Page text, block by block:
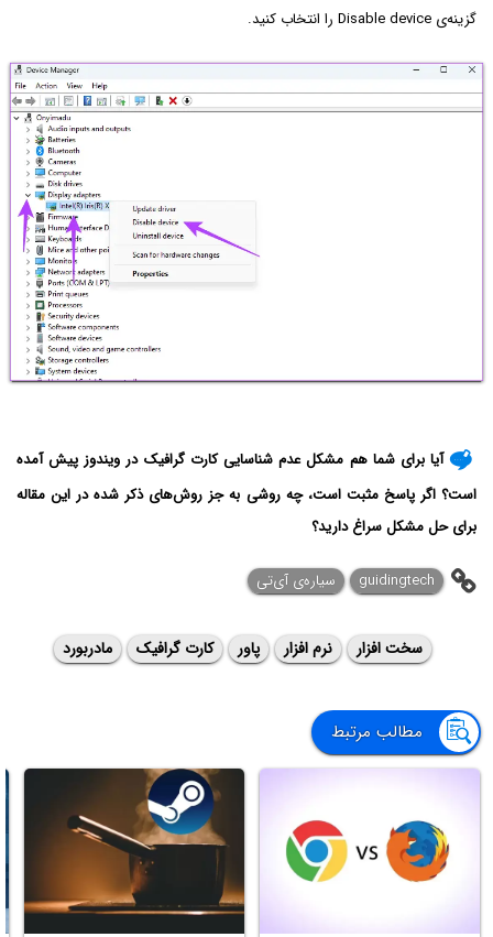
گزینه‌ی Disable device را انتخاب کنید.
آیا برای شما هم مشکل عدم شناسایی کارت گرافیک در ویندوز پیش آمده
است؟ اگر پاسخ مثبت است، چه روشی به جز روش‌های ذکر شده در این مقاله
برای حل مشکل سراغ دارید؟
guidingtech سیاره‌ی آی‌تی
سخت افزار نرم افزار پاور کارت گرافیک مادربورد
مطالب مرتبط